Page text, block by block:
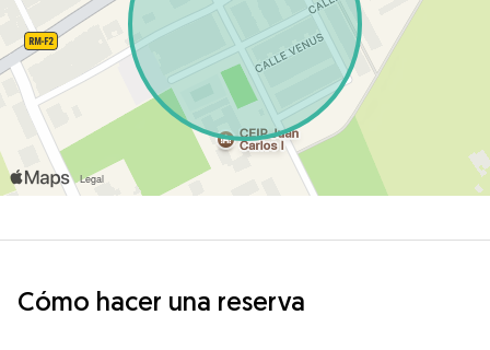
Cómo hacer una reserva